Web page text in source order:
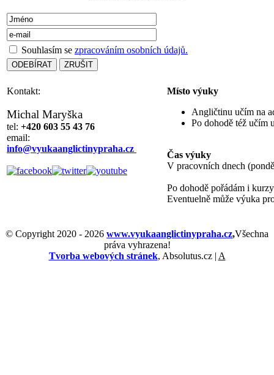
Souhlasím se zpracováním osobních údajů.
Kontakt:
Michal Maryška
tel: +420 603 55 43 76
email:
info@vyukaanglictinypraha.cz
Místo výuky
Angličtinu učím na
Po dohodě též učím
Čas výuky
V pracovních dnech
Po dohodě pořádám i
Eventuelně může výuka
© Copyright 2020 - 2026 www.vyukaanglictinypraha.cz,Všechna
práva vyhrazena!
Tvorba webových stránek, Absolutus.cz | A